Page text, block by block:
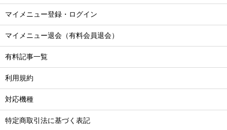
マイメニュー登録・ログイン
マイメニュー退会（有料会員退会）
有料記事一覧
利用規約
対応機種
特定商取引法に基づく表記